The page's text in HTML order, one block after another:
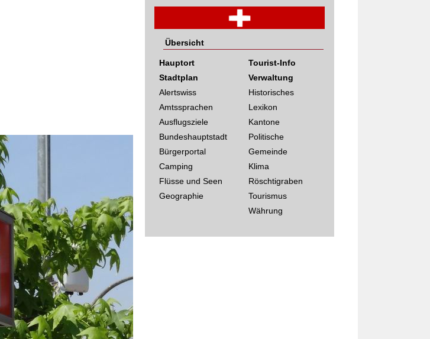
Übersicht
Hauptort
Stadtplan
Alertswiss
Amtssprachen
Ausflugsziele
Bundeshauptstadt
Bürgerportal
Camping
Flüsse und Seen
Geographie
Tourist-Info
Verwaltung
Historisches
Lexikon
Kantone
Politische
Gemeinde
Klima
Röschtigraben
Tourismus
Währung